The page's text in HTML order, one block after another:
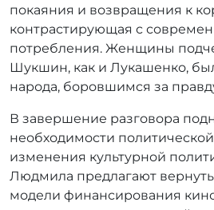
покаяния и возвращения к
контрастирующая с
потребления. Женщины
Шукшин, как и Лукашенко,
народа, боровшимся за
В завершение разговора
необходимости
изменения культурной
Людмила предлагают
модели финансирования